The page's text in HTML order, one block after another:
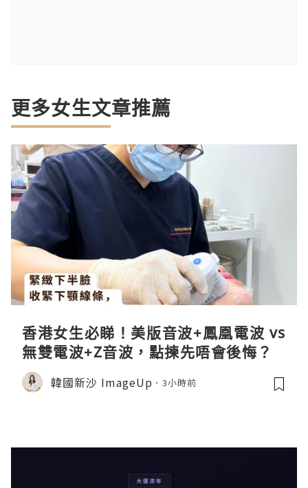
更多女生文章推薦
香港女生必睇！美版音波+鳳凰電波 vs
無雙電波+Z音波，點揀先唔會後悔？
韓國新沙 ImageUp 3小時前